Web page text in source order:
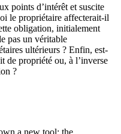
points d’intérêt et suscite
le propriétaire affecterait-il
obligation, initialement
pas un véritable
ultérieurs ? Enfin, est-
de propriété ou, à l’inverse
?
a new tool: the